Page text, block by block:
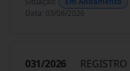
Data: 03/08/2026
031/2026